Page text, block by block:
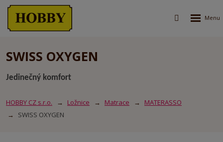
Vyhledávání
Rozbalení
SWISS OXYGEN
Jedinečný komfort
HOBBY CZ s.r.o. Ložnice Matrace
MATERASSO
SWISS OXYGEN